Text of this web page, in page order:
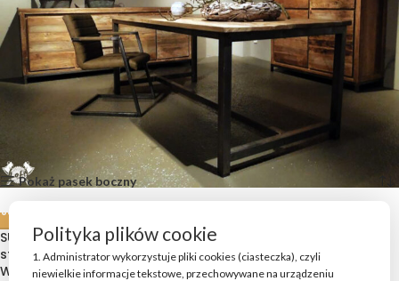
wyróżnia się unikalną fakturą, naturalną patyną i niepowtarzalnym
układem słojów. Idealne jakodrewniana okładzina ściennado wnętrz
loftowych, rustykalnych i industrialnych. Trwałe, estetyczne i gotowe
do montażu -stare drewno na ścianę, które przyciąga uwagę i
podkreśla styl wnętrza.
Strona główna Pozostałe produkty
Stare Deski Ścienne
Wyświetlanie wszystkich wyników: 2
Pokaż pasek boczny
SUROWE Deski ścienne ze
starego drewna OWIANE
WIATREM(szare)
SUROWE Deski ścienne ze
starego drewna WYSUSZONE
SŁOŃCEM(brąz)
Polityka plików cookie
1. Administrator wykorzystuje pliki cookies (ciasteczka), czyli
niewielkie informacje tekstowe, przechowywane na urządzeniu